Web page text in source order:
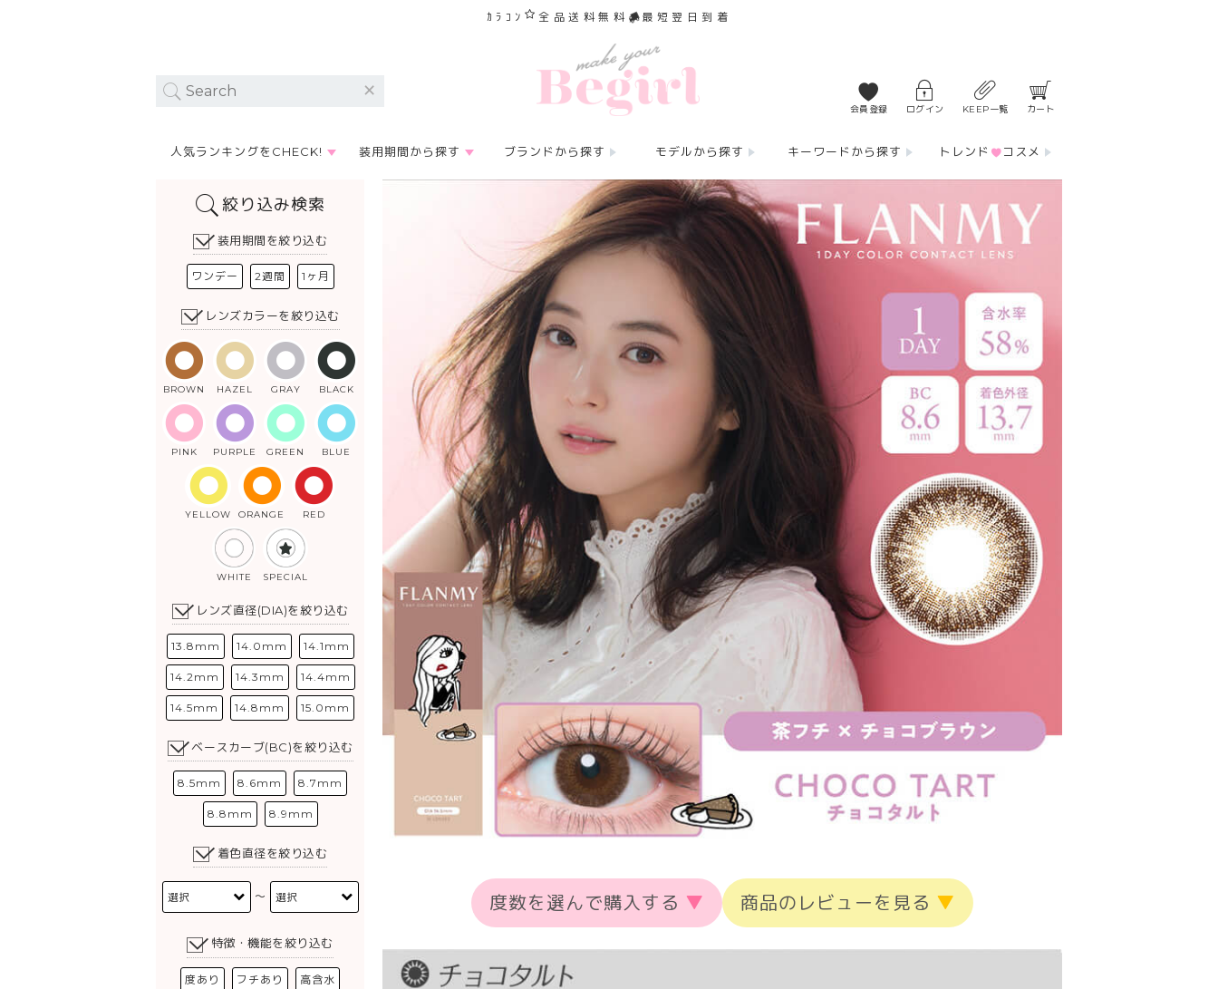
ｶﾗｺﾝ 全品送料無料 最短翌日到着
会員登録 ログイン KEEP一覧 カート
人気ランキングをCHECK! 装用期間から探す ブランドから探す モデルから探す キーワードから探す トレンド コスメ
絞り込み検索
装用期間を絞り込む
ワンデー 2週間 1ヶ月
レンズカラーを絞り込む
BROWN HAZEL GRAY BLACK
PINK PURPLE GREEN BLUE
YELLOW ORANGE RED
WHITE SPECIAL
レンズ直径(DIA)を絞り込む
13.8mm 14.0mm 14.1mm
14.2mm 14.3mm 14.4mm
14.5mm 14.8mm 15.0mm
ベースカーブ(BC)を絞り込む
8.5mm 8.6mm 8.7mm
8.8mm 8.9mm
着色直径を絞り込む
〜
特徴・機能を絞り込む
度あり フチあり 高含水
度数を選んで購入する ▼ 商品のレビューを見る ▼